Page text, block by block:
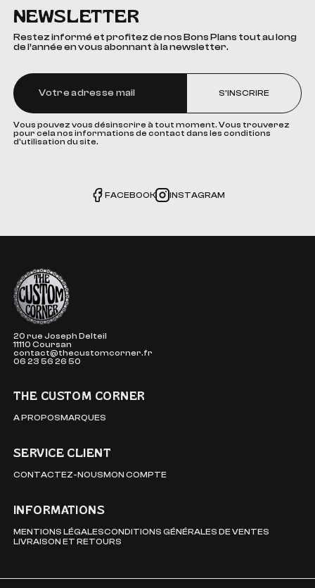
NEWSLETTER
Restez informé et profitez de nos Bons Plans tout au long
de l’année en vous abonnant à la newsletter.
S'INSCRIRE
Vous pouvez vous désinscrire à tout moment. Vous trouverez
pour cela nos informations de contact dans les conditions
d'utilisation du site.
FACEBOOK INSTAGRAM
The Custom Corner
20 rue Joseph Delteil
11110 Coursan
contact@thecustomcorner.fr
06 23 56 26 50
THE CUSTOM CORNER
A PROPOSMARQUES
SERVICE CLIENT
CONTACTEZ-NOUSMON COMPTE
INFORMATIONS
MENTIONS LÉGALESCONDITIONS GÉNÉRALES DE VENTES
LIVRAISON ET RETOURS